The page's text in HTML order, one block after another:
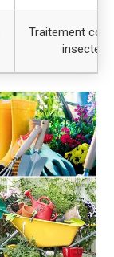
Traitement
insectes